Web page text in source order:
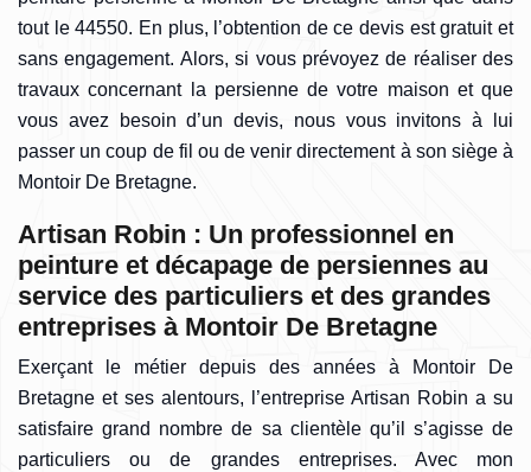
tout le 44550. En plus, l’obtention de ce devis est gratuit et
sans engagement. Alors, si vous prévoyez de réaliser des
travaux concernant la persienne de votre maison et que
vous avez besoin d’un devis, nous vous invitons à lui
passer un coup de fil ou de venir directement à son siège à
Montoir De Bretagne.
Artisan Robin : Un professionnel en
peinture et décapage de persiennes au
service des particuliers et des grandes
entreprises à Montoir De Bretagne
Exerçant le métier depuis des années à Montoir De
Bretagne et ses alentours, l’entreprise Artisan Robin a su
satisfaire grand nombre de sa clientèle qu’il s’agisse de
particuliers ou de grandes entreprises. Avec mon